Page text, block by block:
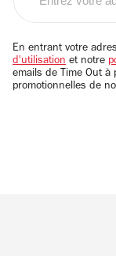
email
En entrant votre
d'utilisation et notre
emails de Time Out
promotionnelles de